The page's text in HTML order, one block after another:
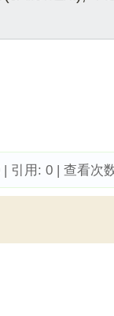
| 引用: 0 | 查看次